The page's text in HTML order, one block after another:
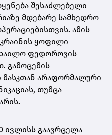
შესაძლებელი
მდებარე სამხედრო
ამის
ყოფილი
ფედოროვის
გამოცემის
არაფორმალური
თუმცა
ივლისს გაავრცელა